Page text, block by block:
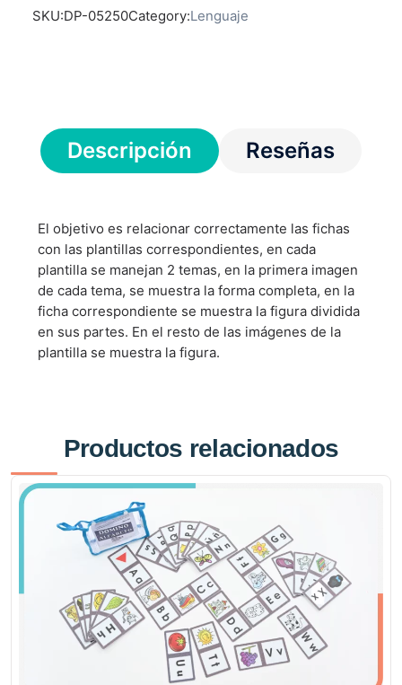
SKU:DP-05250Category:Lenguaje
Descripción Reseñas
El objetivo es relacionar correctamente las fichas
con las plantillas correspondientes, en cada
plantilla se manejan 2 temas, en la primera imagen
de cada tema, se muestra la forma completa, en la
ficha correspondiente se muestra la figura dividida
en sus partes. En el resto de las imágenes de la
plantilla se muestra la figura.
Productos relacionados